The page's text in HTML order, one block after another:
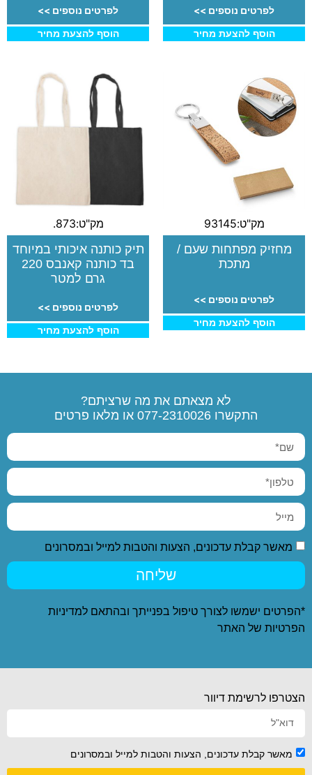
לפרטים נוספים >>
הוסף להצעת מחיר
לפרטים נוספים >>
הוסף להצעת מחיר
מק"ט:93145
מחזיק מפתחות שעם /
מתכת
לפרטים נוספים >>
הוסף להצעת מחיר
מק"ט:873.
תיק כותנה איכותי במיוחד
בד כותנה קאנבס 220
גרם למטר
לפרטים נוספים >>
הוסף להצעת מחיר
לא מצאתם את מה שרציתם?
התקשרו 077-2310026 או מלאו פרטים
מאשר קבלת עדכונים, הצעות והטבות למייל ובמסרונים
שליחה
*הפרטים ישמשו לצורך טיפול בפנייתך ובהתאם למדיניות
הפרטיות של האתר
הצטרפו לרשימת דיוור
מאשר קבלת עדכונים, הצעות והטבות למייל ובמסרונים